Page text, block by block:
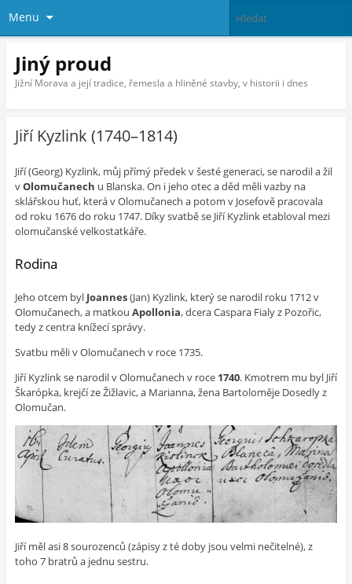
Menu
Jiný proud
Jižní Morava a její tradice, řemesla a hliněné stavby, v historii i dnes
Jiří Kyzlink (1740–1814)
Jiří (Georg) Kyzlink, můj přímý předek v šesté generaci, se narodil a žil
vOlomučanech u Blanska. On i jeho otec a děd měli vazby na
sklářskou huť, která v Olomučanech a potom v Josefově pracovala
od roku 1676 do roku 1747. Díky svatbě se Jiří Kyzlink etabloval mezi
olomučanské velkostatkáře.
Rodina
Jeho otcem byl Joannes(Jan) Kyzlink, který se narodil roku 1712 v
Olomučanech, a matkou Apollonia, dcera Caspara Fialy z Pozořic,
tedy z centra knížecí správy.
Svatbu měli v Olomučanech v roce 1735.
Jiří Kyzlink se narodil v Olomučanech v roce 1740. Kmotrem mu byl Jiří
Škarópka, krejčí ze Žižlavic, a Marianna, žena Bartoloměje Dosedly z
Olomučan.
Jiří měl asi 8 sourozenců (zápisy z té doby jsou velmi nečitelné), z
toho 7 bratrů a jednu sestru.